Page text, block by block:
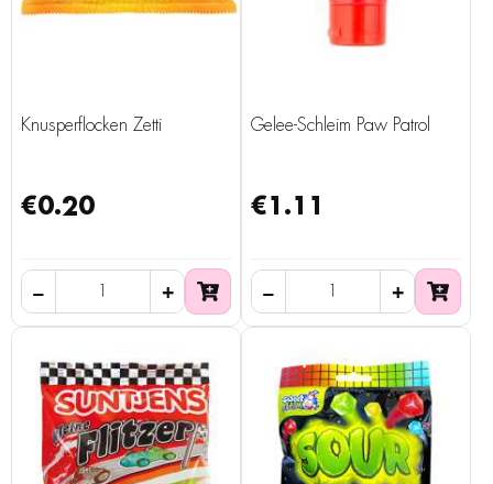
Knusperflocken Zetti
€0.20
Gelee-Schleim Paw Patrol
€1.11